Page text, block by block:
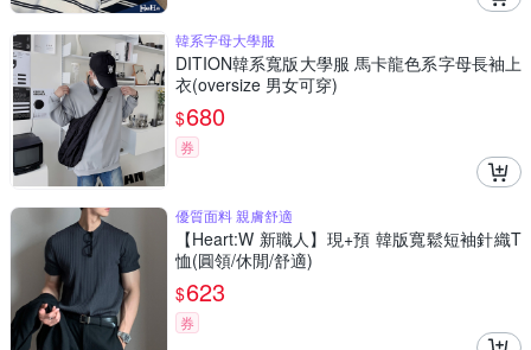
韓系字母大學服
DITION韓系寬版大學服 馬卡龍色系字母長袖上
衣(oversize 男女可穿)
$680
券
優質面料 親膚舒適
【Heart:W 新職人】現+預 韓版寬鬆短袖針織T
恤(圓領/休閒/舒適)
$623
券